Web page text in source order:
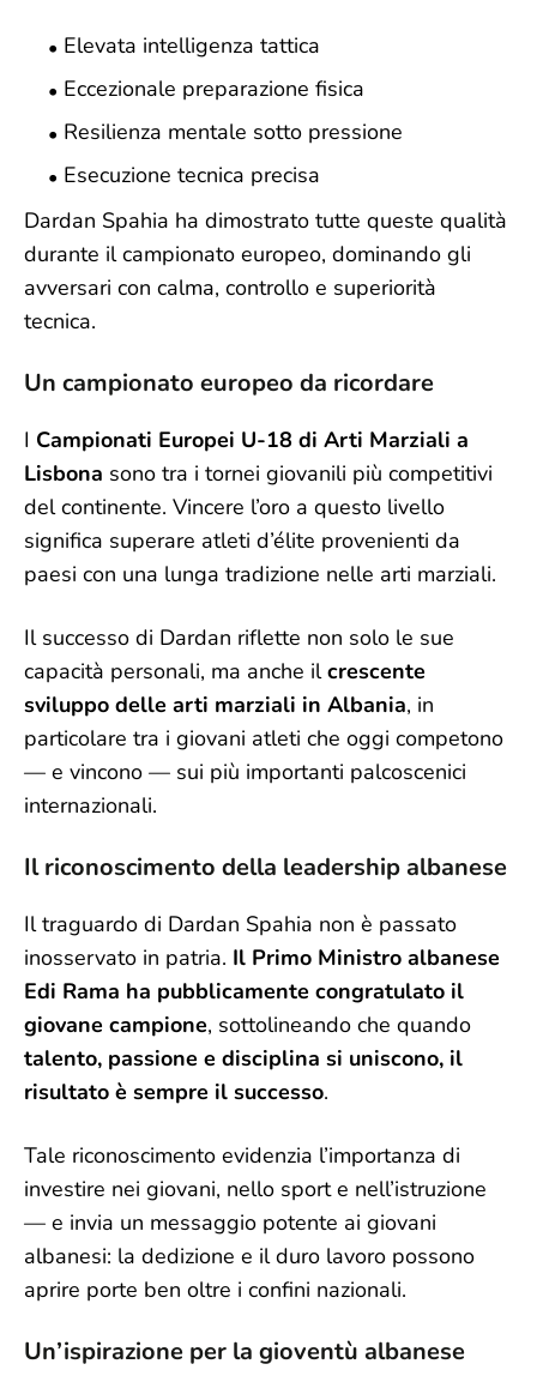
Elevata intelligenza tattica
Eccezionale preparazione fisica
Resilienza mentale sotto pressione
Esecuzione tecnica precisa
Dardan Spahia ha dimostrato tutte queste qualità
durante il campionato europeo, dominando gli
avversari con calma, controllo e superiorità
tecnica.
Un campionato europeo da ricordare
I Campionati Europei U-18 di Arti Marziali a
Lisbona sono tra i tornei giovanili più competitivi
del continente. Vincere l’oro a questo livello
significa superare atleti d’élite provenienti da
paesi con una lunga tradizione nelle arti marziali.
Il successo di Dardan riflette non solo le sue
capacità personali, ma anche ilcrescente
sviluppo delle arti marziali in Albania, in
particolare tra i giovani atleti che oggi competono
— e vincono — sui più importanti palcoscenici
internazionali.
Il riconoscimento della leadership albanese
Il traguardo di Dardan Spahia non è passato
inosservato in patria. Il Primo Ministro albanese
Edi Rama ha pubblicamente congratulato il
giovane campione, sottolineando che quando
talento, passione e disciplina si uniscono, il
risultato è sempre il successo.
Tale riconoscimento evidenzia l’importanza di
investire nei giovani, nello sport e nell’istruzione
— e invia un messaggio potente ai giovani
albanesi: la dedizione e il duro lavoro possono
aprire porte ben oltre i confini nazionali.
Un’ispirazione per la gioventù albanese